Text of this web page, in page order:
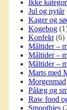
Ikke
Jul og nytår
Kager og
Kogebog
Konfekt(6)
Måltider –
Måltider –
Måltider –
Marts med
Morgenmad
Pålæg og
Raw food
Smoothies